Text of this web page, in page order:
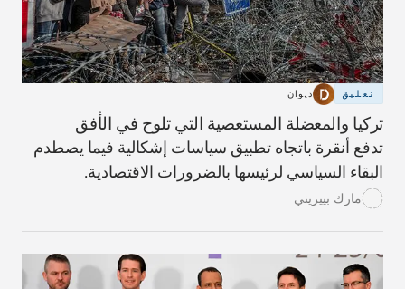
تعليق ديوان
تركيا والمعضلة المستعصية التي تلوح في الأفق
تدفع أنقرة باتجاه تطبيق سياسات إشكالية فيما يصطدم
البقاء السياسي لرئيسها بالضرورات الاقتصادية.
مارك بييريني